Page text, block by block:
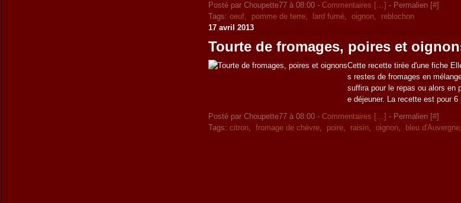
Posté par Choupette77 à 08:00 -Commentaires […] - Permalien [#]
Tags:oeuf, pomme de terre, lard fumé,oignon, reblochon
17 avril 2013
Tourte de fromages, poires et
Cette recette tirée d'une fiche
s restes de fromages en
suffira pour le repas ou alors en
e déjeuner. La recette est pour 6
Posté par Choupette77 à 08:00 -Commentaires […] - Permalien [#]
Tags:citron,fromage de chèvre, poire, raisin,oignon, bleu d'Auvergne